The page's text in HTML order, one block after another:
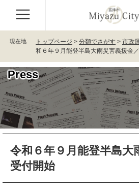
で
す
。
ば
し
て
本
文
へ
現在地 トップページ > 分類でさがす > 市政
和６年９月能登半島大雨災害義援金
Press
令和６年９月能登半島大
受付開始